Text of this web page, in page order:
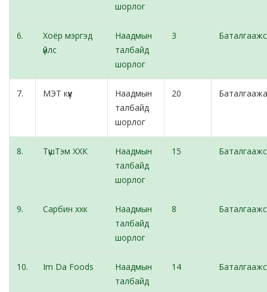
шорлог
6.
Хоёр мэргэд
үйлс
Наадмын
талбайд
шорлог
3
7. МЭТ күүк
Наадмын
талбайд
шорлог
20
8. ТүшТэм ХХК
Наадмын
талбайд
шорлог
15
9. Сарбин ххк
Наадмын
талбайд
шорлог
8
10. Im Da Foods
Наадмын
талбайд
14